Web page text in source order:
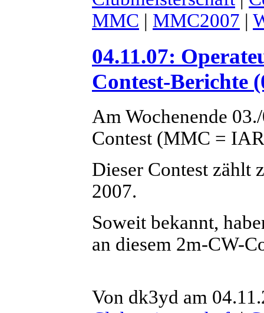
MMC | MMC2007 |
04.11.07:
Contest-Berichte
Am Wochenende
Contest (MMC =
Dieser Contest zählt
2007.
Soweit bekannt,
an diesem 2m-CW-
Von dk3yd am